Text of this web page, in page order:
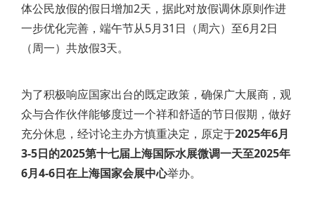
体公民放假的假日增加2天，据此对放假调休原则作进
一步优化完善，端午节从5月31日（周六）至6月2日
（周一）共放假3天。
为了积极响应国家出台的既定政策，确保广大展商，观
众与合作伙伴能够度过一个祥和舒适的节日假期，做好
充分休息，经讨论主办方慎重决定，原定于2025年6月
3-5日的2025第十七届上海国际水展微调一天至2025年
6月4-6日在上海国家会展中心举办。